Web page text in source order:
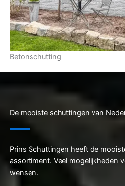
Betonschutting
De mooiste schuttingen van
Prins Schuttingen heeft de
assortiment. Veel mogelijkheden
wensen.